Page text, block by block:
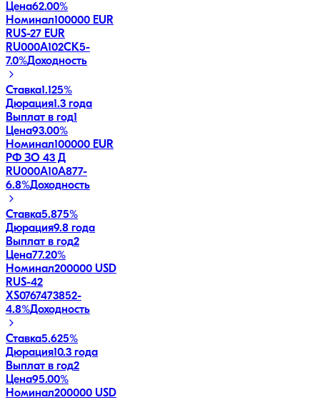
Цена62.00%
Номинал100000 EUR
RUS-27 EUR
RU000A102CK5-
7.0%Доходность
Ставка1.125%
Дюрация1.3 года
Выплат в год1
Цена93.00%
Номинал100000 EUR
РФ ЗО 43 Д
RU000A10A877-
6.8%Доходность
Ставка5.875%
Дюрация9.8 года
Выплат в год2
Цена77.20%
Номинал200000 USD
RUS-42
XS0767473852-
4.8%Доходность
Ставка5.625%
Дюрация10.3 года
Выплат в год2
Цена95.00%
Номинал200000 USD